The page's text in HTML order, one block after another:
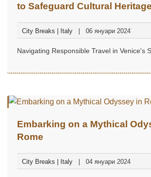
to Safeguard Cultural
City Breaks | Italy 06 януари 2024
Navigating Responsible Travel in Venice's
Embarking on a Mythical
Rome
City Breaks | Italy 04 януари 2024